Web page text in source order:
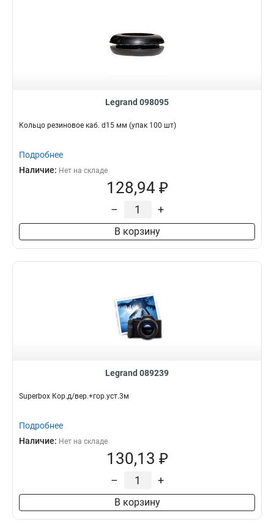
Legrand 098095
Кольцо резиновое каб. d15 мм (упак 100 шт)
Подробнее
Наличие: Нет на складе
128,94 ₽
– +
В корзину
Legrand 089239
Superbox Кор.д/вер.+гор.уст.3м
Подробнее
Наличие: Нет на складе
130,13 ₽
– +
В корзину